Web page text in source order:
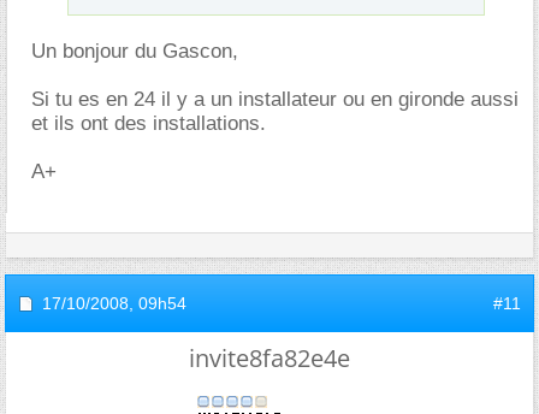
Un bonjour du Gascon,
Si tu es en 24 il y a un installateur ou en gironde aussi
et ils ont des installations.
A+
17/10/2008, 09h54 #11
invite8fa82e4e